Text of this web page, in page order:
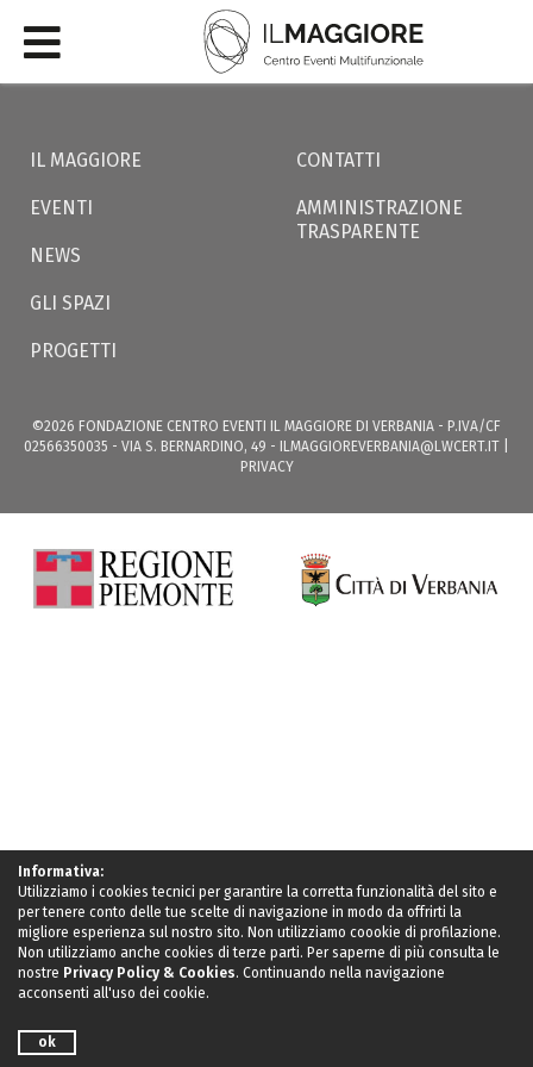
IL MAGGIORE
EVENTI
NEWS
GLI SPAZI
PROGETTI
CONTATTI
AMMINISTRAZIONE
TRASPARENTE
©2026 FONDAZIONE CENTRO EVENTI IL MAGGIORE DI VERBANIA - P.IVA/CF
02566350035 - VIA S. BERNARDINO, 49 -
ILMAGGIOREVERBANIA@LWCERT.IT
PRIVACY
Informativa:
Utilizziamo i cookies tecnici per garantire la corretta funzionalità del sito e
per tenere conto delle tue scelte di navigazione in modo da offrirti la
migliore esperienza sul nostro sito. Non utilizziamo coookie di profilazione.
Non utilizziamo anche cookies di terze parti. Per saperne di più consulta le
nostre Privacy Policy & Cookies. Continuando nella navigazione
acconsenti all'uso dei cookie.
ok